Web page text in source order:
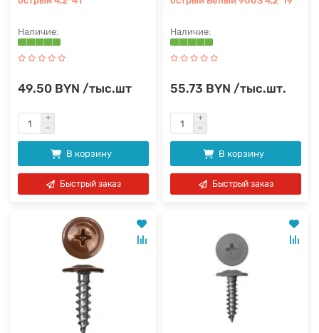
49.50 BYN /тыс.шт
В корзину
Быстрый заказ
55.73 BYN /тыс.шт.
В корзину
Быстрый заказ